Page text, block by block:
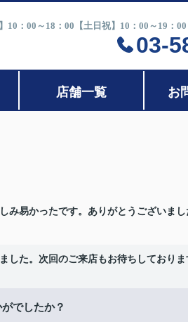
10：00～18：00【土日祝】10：00～19：
03-
店舗一覧 お
み易かったです。ありがとうございまし
した。次回のご来店もお待ちしておりま
でしたか？